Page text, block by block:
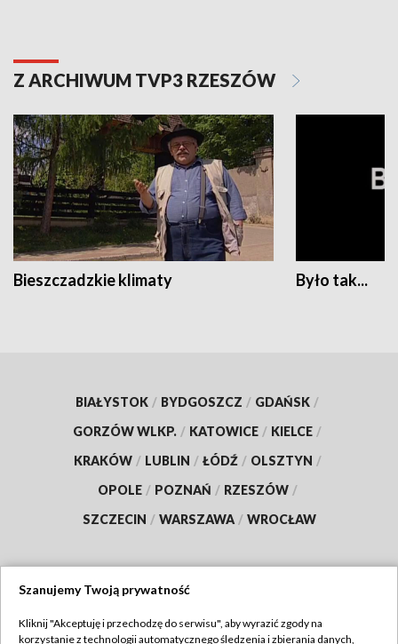
Z ARCHIWUM TVP3 RZESZÓW
Bieszczadzkie klimaty Było tak...
BIAŁYSTOK / BYDGOSZCZ / GDAŃSK /
GORZÓW WLKP. / KATOWICE / KIELCE /
KRAKÓW / LUBLIN / ŁÓDŹ / OLSZTYN /
OPOLE / POZNAŃ / RZESZÓW /
SZCZECIN / WARSZAWA / WROCŁAW
Szanujemy Twoją prywatność
Kliknij "Akceptuję i przechodzę do serwisu", aby wyrazić zgody na
korzystanie z technologii automatycznego śledzenia i zbierania danych,